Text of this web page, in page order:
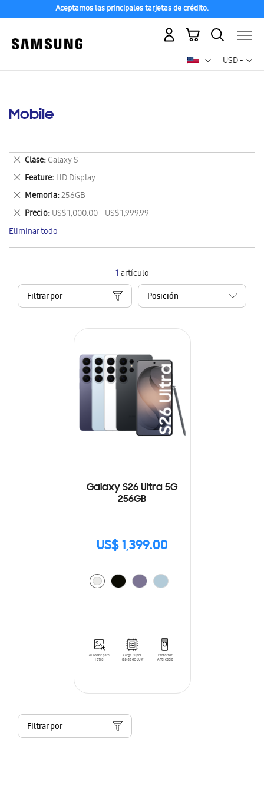
Aceptamos las principales tarjetas de crédito.
USD -
dólar
Mi carrito
Mobile
1artículo
Filtrar por
Galaxy S26 Ultra 5G
256GB
US$ 1,399.00
Filtrar por
Clase Galaxy S
Eliminar
este
artículo
Feature HD Display
Eliminar
este
artículo
Memoria 256GB
Eliminar
este
artículo
Precio US$ 1,000.00 - US$ 1,999.99
Eliminar
este
artículo
Eliminar todo